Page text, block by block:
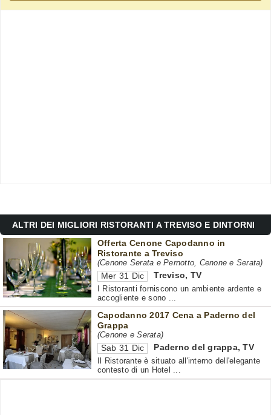
ALTRI DEI MIGLIORI RISTORANTI A TREVISO E DINTORNI
Offerta Cenone Capodanno in
Ristorante a Treviso
(Cenone Serata e Pernotto, Cenone e Serata)
Mer 31 Dic Treviso, TV
I Ristoranti forniscono un ambiente ardente e
accogliente e sono ...
Capodanno 2017 Cena a Paderno del
Grappa
(Cenone e Serata)
Sab 31 Dic Paderno del grappa,TV
Il Ristorante è situato all'interno dell'elegante
contesto di un Hotel ...